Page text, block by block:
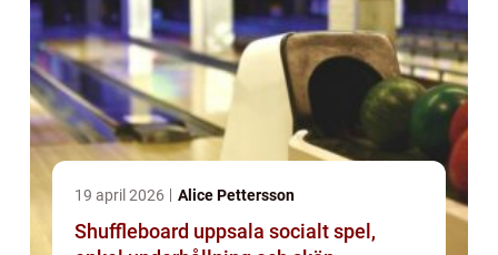
19 april 2026 Alice Pettersson
Shuffleboard uppsala socialt spel,